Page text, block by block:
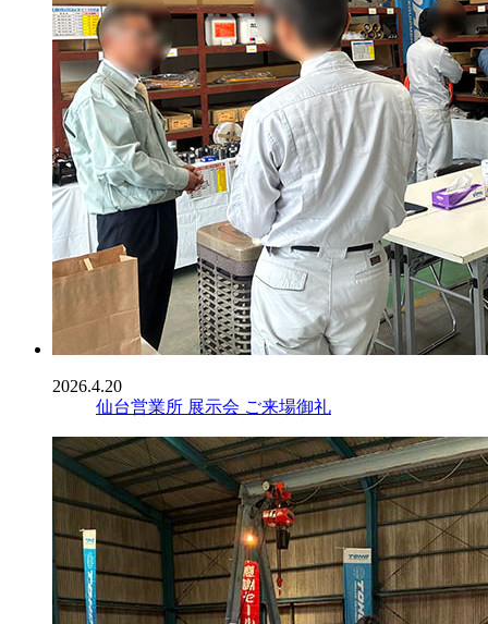
2026.4.20
仙台営業所 展示会 ご来場御礼